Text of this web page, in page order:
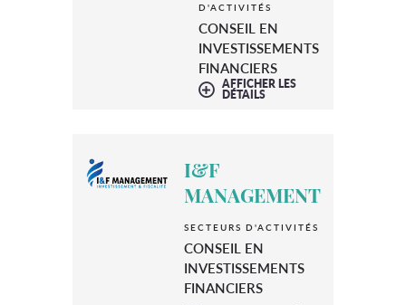
D'ACTIVITÉS
CONSEIL EN
INVESTISSEMENTS
FINANCIERS
AFFICHER LES
DÉTAILS
I&F
MANAGEMENT
SECTEURS D'ACTIVITÉS
CONSEIL EN
INVESTISSEMENTS
FINANCIERS